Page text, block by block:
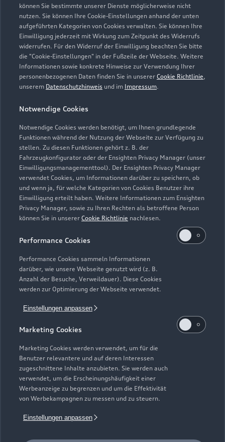
können Sie bestimmte unserer Dienste möglicherweise nicht
nutzen. Sie können Ihre Cookie-Einstellungen anhand der unten
aufgeführten Kategorien von Cookies verwalten. Sie können Ihre
Einwilligung jederzeit mit Wirkung zum Zeitpunkt des Widerrufs
widerrufen. Für den Widerruf der Einwilligung beachten Sie bitte
die "Cookie-Einstellungen" in der Fußzeile der Webseite. Weitere
Informationen sowie konkrete Hinweise zur Verwendung Ihrer
personenbezogenen Daten finden Sie in unserer Cookie Richtlinie,
unserem Datenschutzhinweis und im Impressum.
Notwendige Cookies
Notwendige Cookies werden benötigt, um Ihnen grundlegende
Funktionen während der Nutzung der Webseite zur Verfügung zu
stellen. Zu diesen Funktionen gehört z. B. der
Fahrzeugkonfigurator oder der Ensighten Privacy Manager (unser
Einwilligungsmanagementtool). Der Ensighten Privacy Manager
verwendet Cookies, um Informationen darüber zu speichern, ob
und wenn ja, für welche Kategorien von Cookies Benutzer ihre
Einwilligung erteilt haben. Weitere Informationen zum Ensighten
Privacy Manager, sowie zu Ihren Rechten als betroffene Person
können Sie in unserer Cookie Richtlinie nachlesen.
Performance Cookies
Performance Cookies sammeln Informationen
darüber, wie unsere Webseite genutzt wird (z. B.
Anzahl der Besuche, Verweildauer). Diese Cookies
werden zur Optimierung der Webseite verwendet.
Einstellungen anpassen
Marketing Cookies
Marketing Cookies werden verwendet, um für die
Benutzer relevantere und auf deren Interessen
zugeschnittene Inhalte anzubieten. Sie werden auch
verwendet, um die Erscheinungshäufigkeit einer
Werbeanzeige zu begrenzen und um die Effektivität
von Werbekampagnen zu messen und zu steuern.
Einstellungen anpassen
Zurück nach oben
Modelle
Elektromodelle
Plug-in-Hybride
Neuwagensuche
Gebrauchtwagensuche
Geschäftskunden
Service & Zubehör
Saisonale Angebote
Audi Services
Garantie
Audi digital services
myAudi
Support
Audi Code
Häufige Fragen (FAQ)
Audi Online Beratung
Online-Terminvereinbarung
Servicekontakt
Über Audi
Unternehmen
Karriere
Investor Relations
© 2026 AUDI AG. Alle Rechte vorbehalten
Impressum Rechtliches